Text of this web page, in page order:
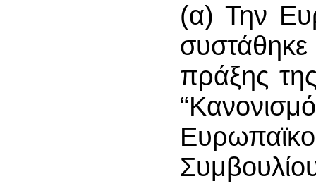
(α) Την
πράξης